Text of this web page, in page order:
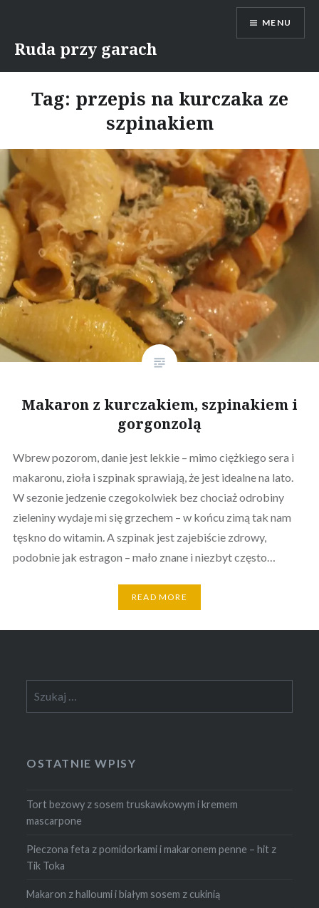
content
Ruda przy garach
MENU
Tag: przepis na kurczaka ze
szpinakiem
Makaron z kurczakiem, szpinakiem i
gorgonzolą
Wbrew pozorom, danie jest lekkie – mimo ciężkiego sera i
makaronu, zioła i szpinak sprawiają, że jest idealne na lato.
W sezonie jedzenie czegokolwiek bez chociaż odrobiny
zieleniny wydaje mi się grzechem – w końcu zimą tak nam
tęskno do witamin. A szpinak jest zajebiście zdrowy,
podobnie jak estragon – mało znane i niezbyt często…
READ MORE
OSTATNIE WPISY
Tort bezowy z sosem truskawkowym i kremem
mascarpone
Pieczona feta z pomidorkami i makaronem penne – hit z
Tik Toka
Makaron z halloumi i białym sosem z cukinią